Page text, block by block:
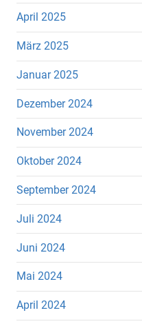
April 2025
März 2025
Januar 2025
Dezember 2024
November 2024
Oktober 2024
September 2024
Juli 2024
Juni 2024
Mai 2024
April 2024